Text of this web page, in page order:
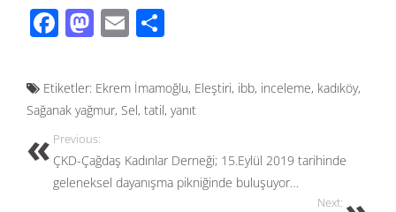
F
e
b
o
o
k
M
to
d
o
n
E
ail ar
e
Etiketler: Ekrem İmamoğlu, Eleştiri, ibb, inceleme, kadıköy,
Sağanak yağmur, Sel, tatil, yanıt
Previous:
ÇKD-Çağdaş Kadınlar Derneği; 15.Eylül 2019 tarihinde
geleneksel dayanışma pikniğinde buluşuyor…
Next: